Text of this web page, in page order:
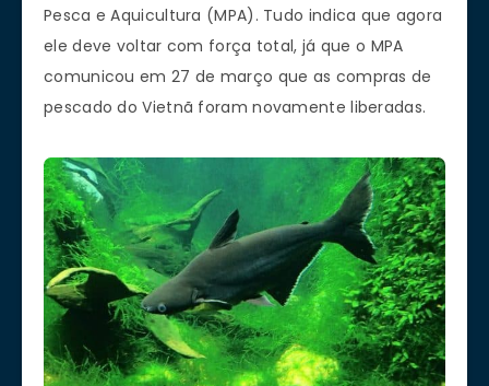
Pesca e Aquicultura (MPA). Tudo indica que agora
ele deve voltar com força total, já que o MPA
comunicou em 27 de março que as compras de
pescado do Vietnã foram novamente liberadas.